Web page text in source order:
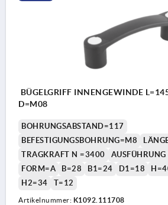
BÜGELGRIFF INNENGEWINDE
D=M08
BOHRUNGSABSTAND=117
BEFESTIGUNGSBOHRUNG=M8
TRAGKRAFT N =3400
FORM=A
B=28 B1=24 D1=18
H2=34
T=12
Artikelnummer: K1092.111708